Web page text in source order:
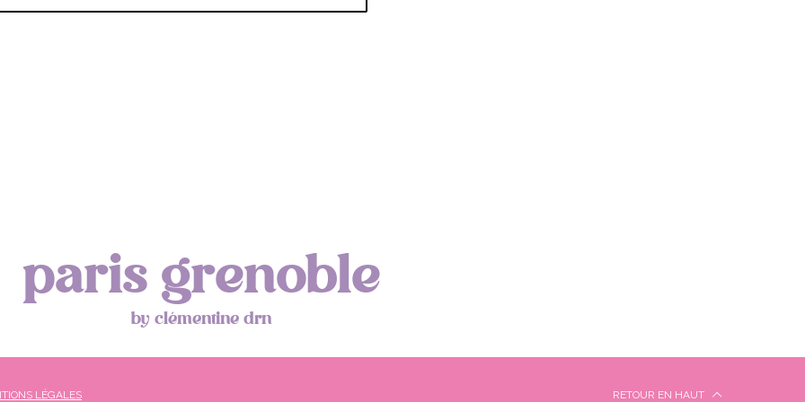
paris grenoble
by clémentine drn
LÉGALES RETOUR EN HAUT